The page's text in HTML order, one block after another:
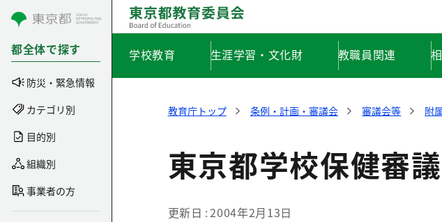
コンテンツにスキップ
都全体で探す
防災・緊急情報
カテゴリ別
目的別
組織別
事業者の方
学校教育 生涯学習・文化財 教職員関連
教育庁トップ 条例・計画・審議会 審議会等 附
東京都学校保健審
更新日 2004年2月13日